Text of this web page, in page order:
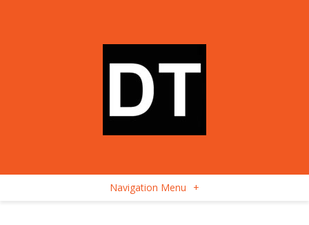
Navigation Menu +